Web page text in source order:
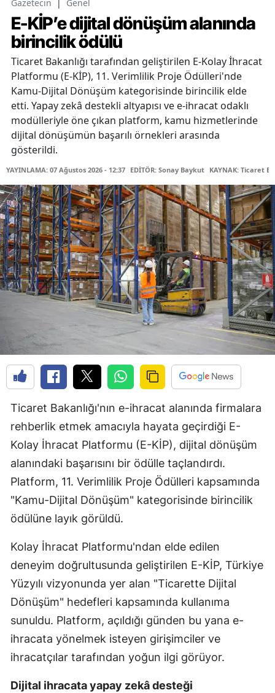
Gazetecin Genel
E-KİP’e dijital dönüşüm alanında
birincilik ödülü
Ticaret Bakanlığı tarafından geliştirilen E-Kolay İhracat
Platformu (E-KİP), 11. Verimlilik Proje Ödülleri'nde
Kamu-Dijital Dönüşüm kategorisinde birincilik elde
etti. Yapay zekâ destekli altyapısı ve e-ihracat odaklı
modülleriyle öne çıkan platform, kamu hizmetlerinde
dijital dönüşümün başarılı örnekleri arasında
gösterildi.
YAYINLAMA: 07 Ağustos 2026 - 12:37 EDİTÖR: Sonay Baykut KAYNAK: Ticaret
Ticaret Bakanlığı'nın e-ihracat alanında firmalara
rehberlik etmek amacıyla hayata geçirdiği E-
Kolay İhracat Platformu (E-KİP), dijital dönüşüm
alanındaki başarısını bir ödülle taçlandırdı.
Platform, 11. Verimlilik Proje Ödülleri kapsamında
"Kamu-Dijital Dönüşüm" kategorisinde birincilik
ödülüne layık görüldü.
Kolay İhracat Platformu'ndan elde edilen
deneyim doğrultusunda geliştirilen E-KİP, Türkiye
Yüzyılı vizyonunda yer alan "Ticarette Dijital
Dönüşüm" hedefleri kapsamında kullanıma
sunuldu. Platform, açıldığı günden bu yana e-
ihracata yönelmek isteyen girişimciler ve
ihracatçılar tarafından yoğun ilgi görüyor.
Dijital ihracata yapay zekâ desteği